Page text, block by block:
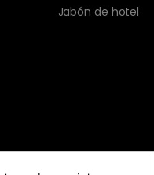
Jabón de hotel